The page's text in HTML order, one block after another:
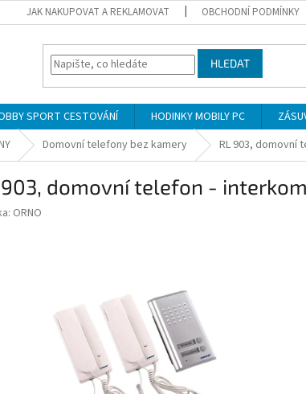
JAK NAKUPOVAT A REKLAMOVAT OBCHODNÍ PODMÍNKY
HLEDAT
SPORT CESTOVÁNÍ HODINKY MOBILY PC
Domovní telefony bez kamery RL 903,
903, domovní telefon -
ORNO